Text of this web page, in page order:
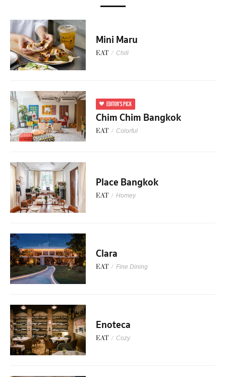
Mini Maru
EAT / Chill
EDITOR'S PICK
Chim Chim Bangkok
EAT / Colorful
Place Bangkok
EAT / Homey
Clara
EAT / Fine Dining
Enoteca
EAT / Cozy